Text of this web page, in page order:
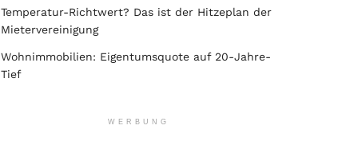
Temperatur-Richtwert? Das ist der Hitzeplan der
Mietervereinigung
Wohnimmobilien: Eigentumsquote auf 20-Jahre-
Tief
WERBUNG